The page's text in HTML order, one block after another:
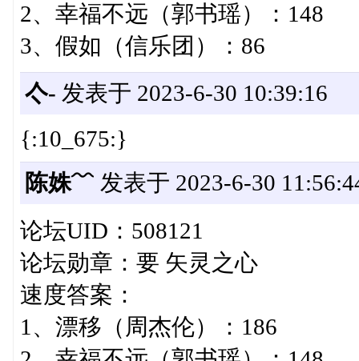
2、幸福不远（郭书瑶）：148
3、假如（信乐团）：86
亽- 发表于 2023-6-30 10:39:16
{:10_675:}
陈姝﹌ 发表于 2023-6-30
论坛UID：508121
论坛勋章：要 矢灵之心
速度答案：
1、漂移（周杰伦）：186